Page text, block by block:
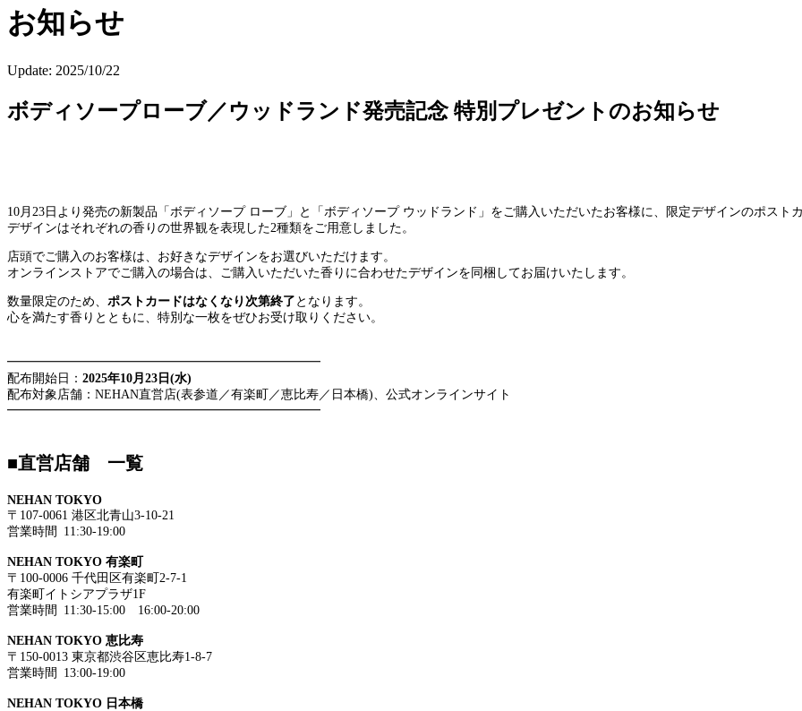
お知らせ
Update: 2025/10/22
ボディソープローブ／ウッドランド発売記念 特別プレゼントのお知らせ
10月23日より発売の新製品「ボディソープ ローブ」と「ボディソープ ウッドランド」をご購入いただいたお客様に、限定デザインのポスト
デザインはそれぞれの香りの世界観を表現した2種類をご用意しました。
店頭でご購入のお客様は、お好きなデザインをお選びいただけます。
オンラインストアでご購入の場合は、ご購入いただいた香りに合わせたデザインを同梱してお届けいたします。
数量限定のため、 ポストカードはなくなり次第終了 となります。
心を満たす香りとともに、特別な一枚をぜひお受け取りください。
━━━━━━━━━━━━━━━━━━━━━━━━━
配布開始日： 2025年10月23日(水)
配布対象店舗：NEHAN直営店(表参道／有楽町／恵比寿／日本橋)、公式オンラインサイト
━━━━━━━━━━━━━━━━━━━━━━━━━
■直営店舗 一覧
NEHAN TOKYO
〒107-0061 港区北青山3-10-21
営業時間 11:30-19:00
NEHAN TOKYO 有楽町
〒100-0006 千代田区有楽町2-7-1
有楽町イトシアプラザ1F
営業時間 11:30-15:00 16:00-20:00
NEHAN TOKYO 恵比寿
〒150-0013 東京都渋谷区恵比寿1-8-7
営業時間 13:00-19:00
NEHAN TOKYO 日本橋